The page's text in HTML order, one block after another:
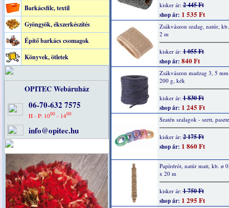
Barkácsfilc, textil
Gyöngyök, ékszerkészítés
Építő barkács csomagok
Könyvek, ötletek
OPITEC Webáruház
06-70-632 7575
H - P: 1000 - 1400
info@opitec.hu
kisker ár:2 445 Ft
shop ár: 1 535 Ft
Zsákvászon szalag, natúr,
2 m
kisker ár:1 055 Ft
shop ár: 840 Ft
Zsákvászon madzag 3, 5
200 g, kék
kisker ár:1 830 Ft
shop ár: 1 245 Ft
Szatén szalagok - szett,
kisker ár:2 175 Ft
shop ár: 1 860 Ft
Papírdrót, natúr matt, kb. ø
x 20 m
kisker ár:1 750 Ft
shop ár: 1 295 Ft